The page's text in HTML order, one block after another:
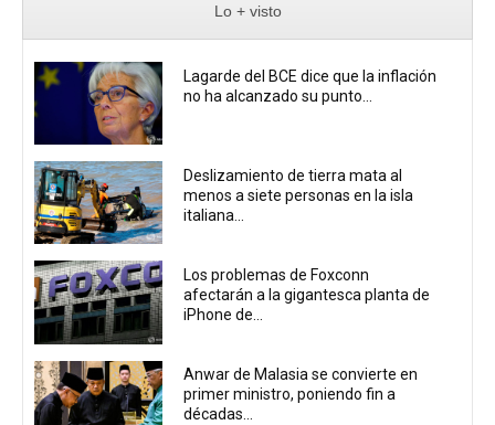
Lo + visto
Lagarde del BCE dice que la inflación
no ha alcanzado su punto...
Deslizamiento de tierra mata al
menos a siete personas en la isla
italiana...
Los problemas de Foxconn
afectarán a la gigantesca planta de
iPhone de...
Anwar de Malasia se convierte en
primer ministro, poniendo fin a
décadas...